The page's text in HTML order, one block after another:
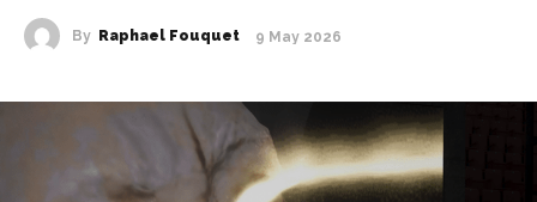
By Raphael Fouquet 9 May 2026